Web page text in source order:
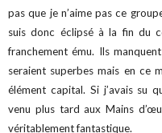
pas que je n’aime pas ce
suis donc éclipsé à la fin du
franchement ému. Ils
seraient superbes mais en ce
élément capital. Si j’avais su
venu plus tard aux Mains
véritablement fantastique.